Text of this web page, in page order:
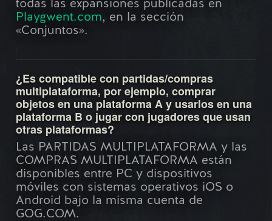
todas las expansiones publicadas en
Playgwent.com, en la sección
«Conjuntos».
¿Es compatible con partidas/compras
multiplataforma, por ejemplo, comprar
objetos en una plataforma A y usarlos en una
plataforma B o jugar con jugadores que usan
otras plataformas?
Las PARTIDAS MULTIPLATAFORMA y las
COMPRAS MULTIPLATAFORMA están
disponibles entre PC y dispositivos
móviles con sistemas operativos iOS o
Android bajo la misma cuenta de
GOG.COM.